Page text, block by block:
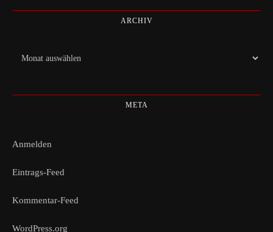
ARCHIV
Archiv
META
Anmelden
Eintrags-Feed
Kommentar-Feed
WordPress.org